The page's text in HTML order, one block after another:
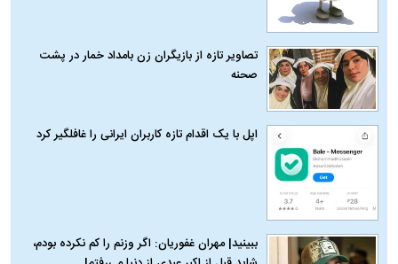
تصاویر تازه از بازیگران زن بامداد خمار در پشت
صحنه
اپل با یک اقدام تازه کاربران ایرانی را غافلگیر کرد
ببینید| مهران غفوریان: اگر وزنم را کم نکرده بودم،